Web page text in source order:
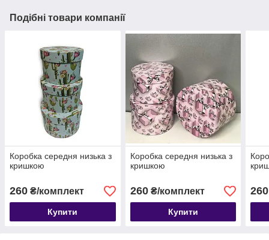
Подібні товари компанії
Коробка середня низька з
кришкою
260 ₴/комплект
Купити
Коробка середня низька з
кришкою
260₴/комплект
Купити
260